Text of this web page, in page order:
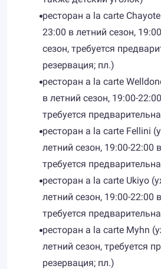
ресторан a la carte
23:00 в летний сезон,
сезон, требуется
резервация; пл.)
ресторан a la carte
в летний сезон, 19:00-
требуется
ресторан a la carte Fellini
летний сезон, 19:00-22:00
требуется
ресторан a la carte Ukiyo
летний сезон, 19:00-22:00
требуется
ресторан a la carte Myhn
летний сезон, требуется
резервация; пл.)